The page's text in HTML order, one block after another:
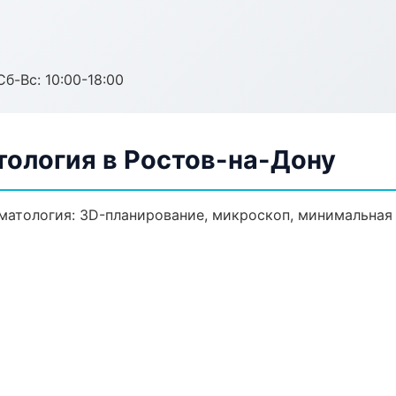
Вс: 10:00-18:00
в Ростов-на-Дону
3D-планирование, микроскоп, минимальная